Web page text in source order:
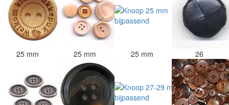
25 mm 25 mm 25 mm 26